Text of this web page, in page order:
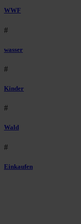
WWF
#
wasser
#
Kinder
#
Wald
#
Einkaufen